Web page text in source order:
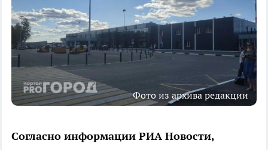
Фото из архива редакции
Согласно информации РИА Новости,